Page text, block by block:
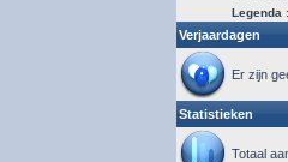
Legenda
Verjaardagen
Er zijn
Statistieken
Totaal